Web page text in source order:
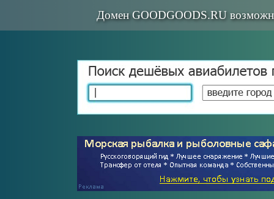
Домен GOODGOODS.RU